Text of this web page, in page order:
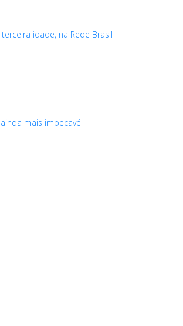
idade, na Rede Brasil
mais impecavé